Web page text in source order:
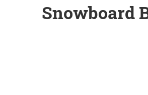
Snowboard